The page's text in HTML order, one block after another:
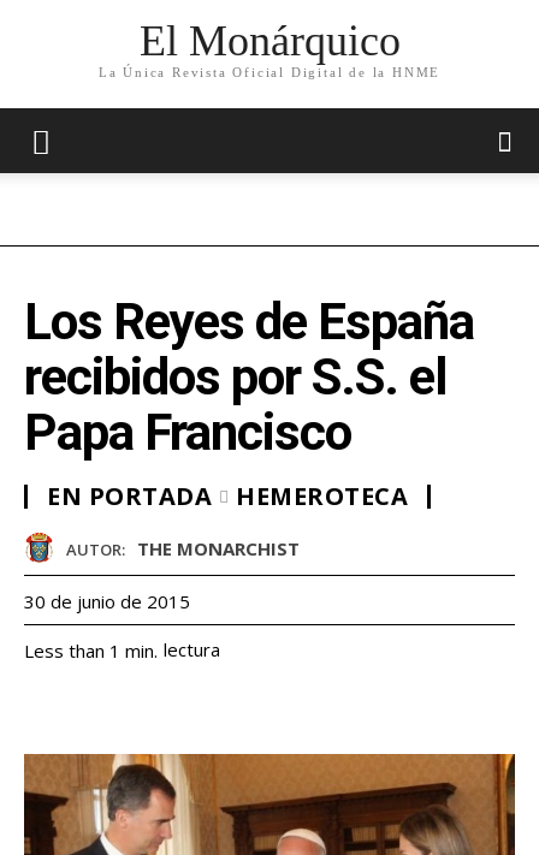
El Monárquico
La Única Revista Oficial Digital de la HNME
Los Reyes de España
recibidos por S.S. el
Papa Francisco
EN PORTADA HEMEROTECA
AUTOR: THE MONARCHIST
30 de junio de 2015
Less than 1 min. lectura